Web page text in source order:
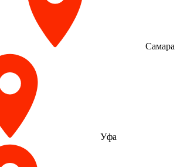
Самара
Уфа